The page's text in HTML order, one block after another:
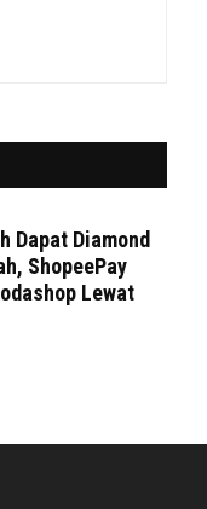
Dapat Diamond
ShopeePay
Lewat